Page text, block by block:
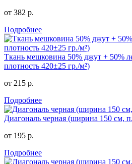
от 382 р.
Подробнее
Ткань мешковина 50% джут + 50%
плотность 420±25 гр./м²)
от 215 р.
Подробнее
Диагональ черная (ширина 150 см,
от 195 р.
Подробнее